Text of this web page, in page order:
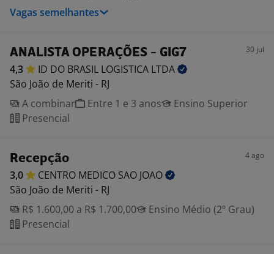
Vagas semelhantes
ANALISTA OPERAÇÕES - GIG7 30 jul
4,3 ID DO BRASIL LOGISTICA LTDA
São João de Meriti - RJ
A combinar
Entre 1 e 3 anos
Ensino Superior
Presencial
Recepção 4 ago
3,0 CENTRO MEDICO SAO JOAO
São João de Meriti - RJ
R$ 1.600,00 a R$ 1.700,00
Ensino Médio (2º Grau)
Presencial